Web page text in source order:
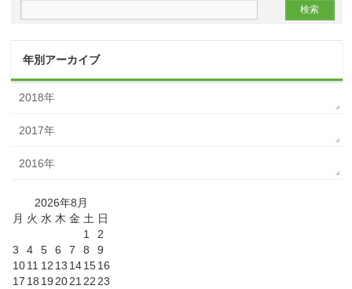
年別アーカイブ
2018年
2017年
2016年
2026年8月
月 火 水 木 金 土 日
1
2
3
4 5 6 7 8
9
1011 12 13 141516
17 18 19 2021 22 23